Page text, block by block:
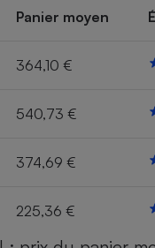
Panier moyen
364,10 €
540,73 €
374,69 €
225,36 €